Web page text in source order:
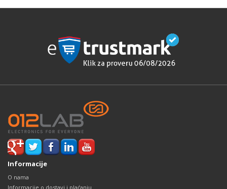
Informacije
O nama
Informacije o dostavi i plaćanju